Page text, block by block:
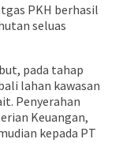
PKH berhasil
seluas
pada tahap
lahan kawasan
Penyerahan
Keuangan,
kepada PT